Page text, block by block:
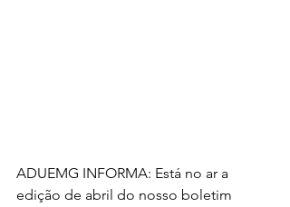
ADUEMG INFORMA: Está no ar a
edição de abril do nosso boletim